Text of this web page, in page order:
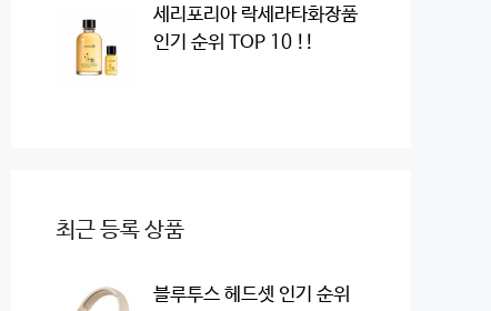
세리포리아 락세라타화장품
인기 순위 TOP 10 !!
최근 등록 상품
블루투스 헤드셋 인기 순위